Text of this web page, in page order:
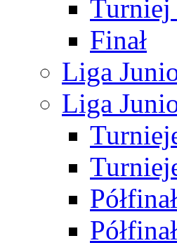
Turniej
Finał
Liga
Liga